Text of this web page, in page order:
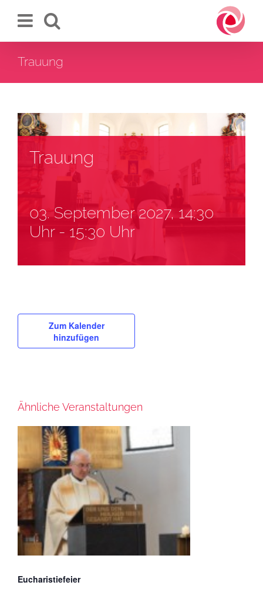
Inhalt
Trauung
Trauung
03. September 2027, 14:30
Uhr- 15:30 Uhr
Zum Kalender
hinzufügen
Ähnliche Veranstaltungen
Eucharistiefeier